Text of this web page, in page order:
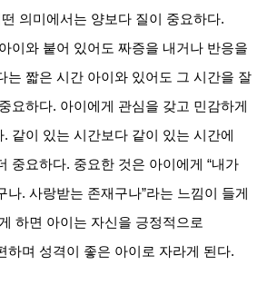
떤 의미에서는 양보다 질이 중요하다.
이와 붙어 있어도 짜증을 내거나 반응을
는 짧은 시간 아이와 있어도 그 시간을 잘
요하다. 아이에게 관심을 갖고 민감하게
. 같이 있는 시간보다 같이 있는 시간에
중요하다. 중요한 것은 아이에게 “내가
나.사랑받는 존재구나”라는 느낌이 들게
하면 아이는 자신을 긍정적으로
하며 성격이 좋은 아이로 자라게 된다.